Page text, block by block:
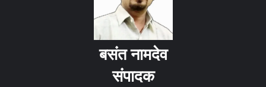
बसंत नामदेव
संपादक